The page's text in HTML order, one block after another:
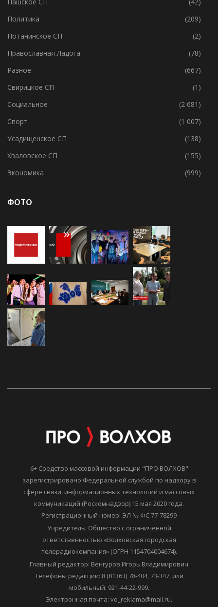
Образование
(1 054)
Пашское СП
(42)
Политика
(209)
Потанинское СП
(2)
Православная Ладога
(78)
Разное
(667)
Свирицкое СП
(1)
Социальное
(2 681)
Спорт
(1 007)
Усадищенское СП
(138)
Хваловское СП
(155)
6+ Средство массовой информации "ПРО ВОЛХОВ"
зарегистрировано Федеральной службой по надзору в
сфере связи, информационных технологий и массовых
коммуникаций (Роскомнадзор) 15 мая 2020 года.
Регистрационный номер: ЭЛ № ФС 77-78299
Учредитель: Общество с ограниченной
ответственностью «Волховская городская
телерадиокомпания» (ОГРН 1154704004674).
Главный редактор: Венгуров Игорь Владимирович
Телефоны редакции: 8 (81363) 78-404, 73-347, или